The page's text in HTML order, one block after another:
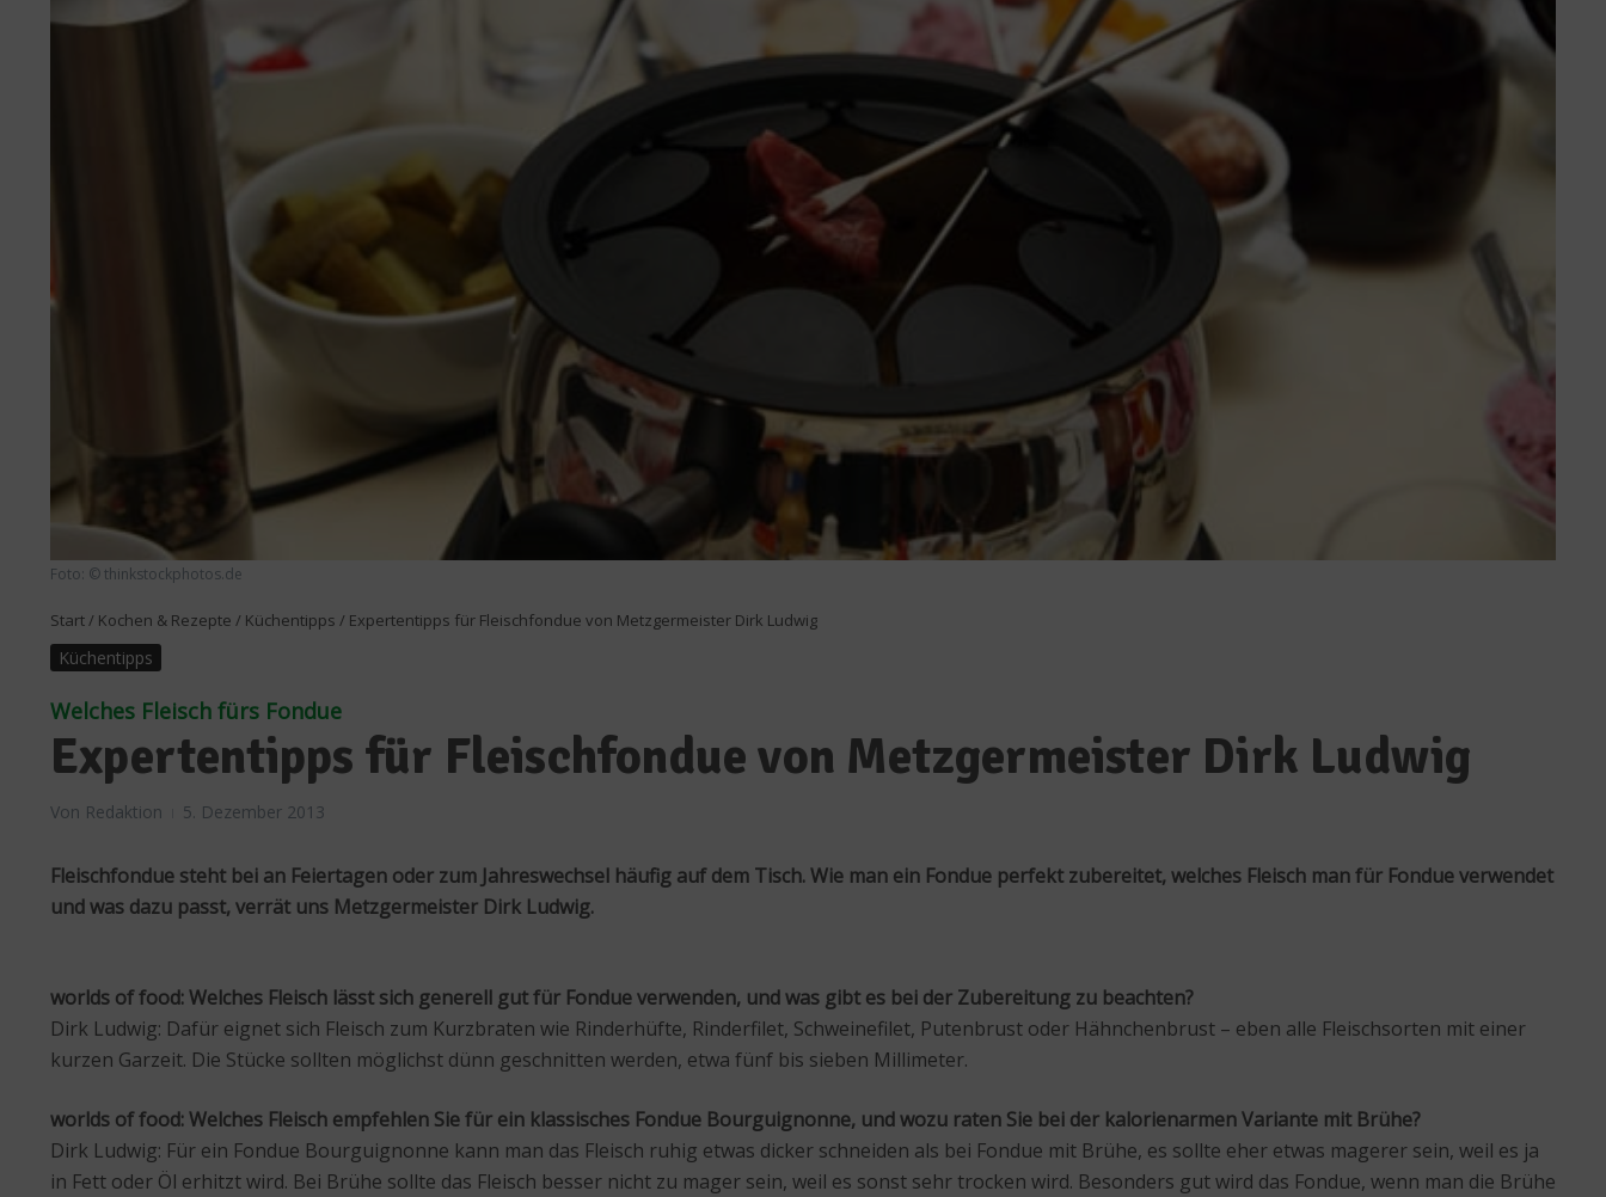
Foto: © thinkstockphotos.de
Start/ Kochen & Rezepte / Küchentipps / Expertentipps für Fleischfondue von Metzgermeister Dirk Ludwig
Küchentipps
Welches Fleisch fürs Fondue
Expertentipps für Fleischfondue von Metzgermeister Dirk Ludwig
Von Redaktion 5. Dezember 2013
Fleischfondue steht bei an Feiertagen oder zum Jahreswechsel häufig auf dem Tisch. Wie man ein Fondue perfekt zubereitet, welches Fleisch man für Fondue verwendet
und was dazu passt, verrät uns Metzgermeister Dirk Ludwig.
worlds of food: Welches Fleisch lässt sich generell gut für Fondue verwenden, und was gibt es bei der Zubereitung zu beachten?
Dirk Ludwig: Dafür eignet sich Fleisch zum Kurzbraten wie Rinderhüfte, Rinderfilet, Schweinefilet, Putenbrust oder Hähnchenbrust – eben alle Fleischsorten mit einer
kurzen Garzeit. Die Stücke sollten möglichst dünn geschnitten werden, etwa fünf bis sieben Millimeter.
worlds of food: Welches Fleisch empfehlen Sie für ein klassisches Fondue Bourguignonne, und wozu raten Sie bei der kalorienarmen Variante mit Brühe?
Dirk Ludwig: Für ein Fondue Bourguignonne kann man das Fleisch ruhig etwas dicker schneiden als bei Fondue mit Brühe, es sollte eher etwas magerer sein, weil es ja
in Fett oder Öl erhitzt wird. Bei Brühe sollte das Fleisch besser nicht zu mager sein, weil es sonst sehr trocken wird. Besonders gut wird das Fondue, wenn man die Brühe